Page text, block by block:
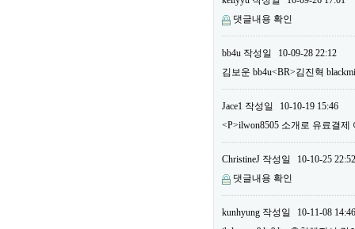
댓글내용 확인
bb4u 작성일
10-09-28 22:12
김보운 bb4u<BR>김진혁
Jace1 작성일
10-10-19 15:46
<P>ilwon8505 소개로 유료결
ChristineJ 작성일
10-10-25 22:52
댓글내용 확인
kunhyung 작성일
10-11-08 14:46